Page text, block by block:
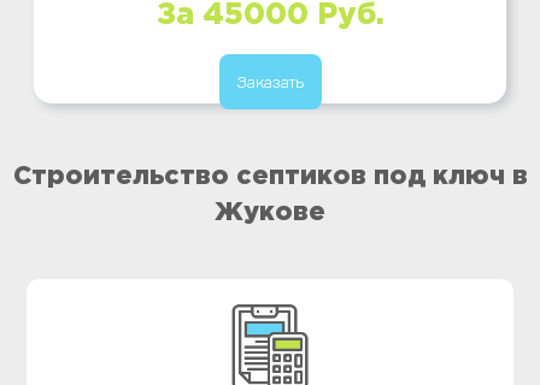
За 45000 Руб.
Заказать
Строительство септиков под ключ в
Жукове